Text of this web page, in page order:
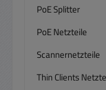
PoE Splitter
PoE Netzteile
Scannernetzteile
Thin Clients